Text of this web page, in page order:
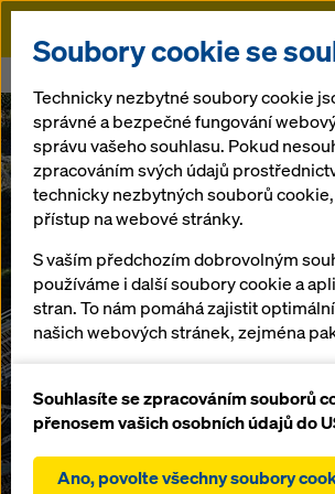
Doka
Chytrý tah
Soubory cookie se
Technicky nezbytné soubory cookie
správné a bezpečné fungování
správu vašeho souhlasu. Pokud
zpracováním svých údajů
technicky nezbytných souborů
přístup na webové stránky.
S vaším předchozím dobrovolným
používáme i další soubory cookie a
stran. To nám pomáhá zajistit
našich webových stránek, zejména
stránek (funkční a statistické
usnadnění hladkého procesu
statistické soubory cookie),
Souhlasíte se zpracováním souborů
přenosem vašich osobních údajů do
Ano, povolte všechny soubory